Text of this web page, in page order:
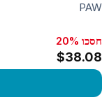
PAW
חסכו 20%
$38.08